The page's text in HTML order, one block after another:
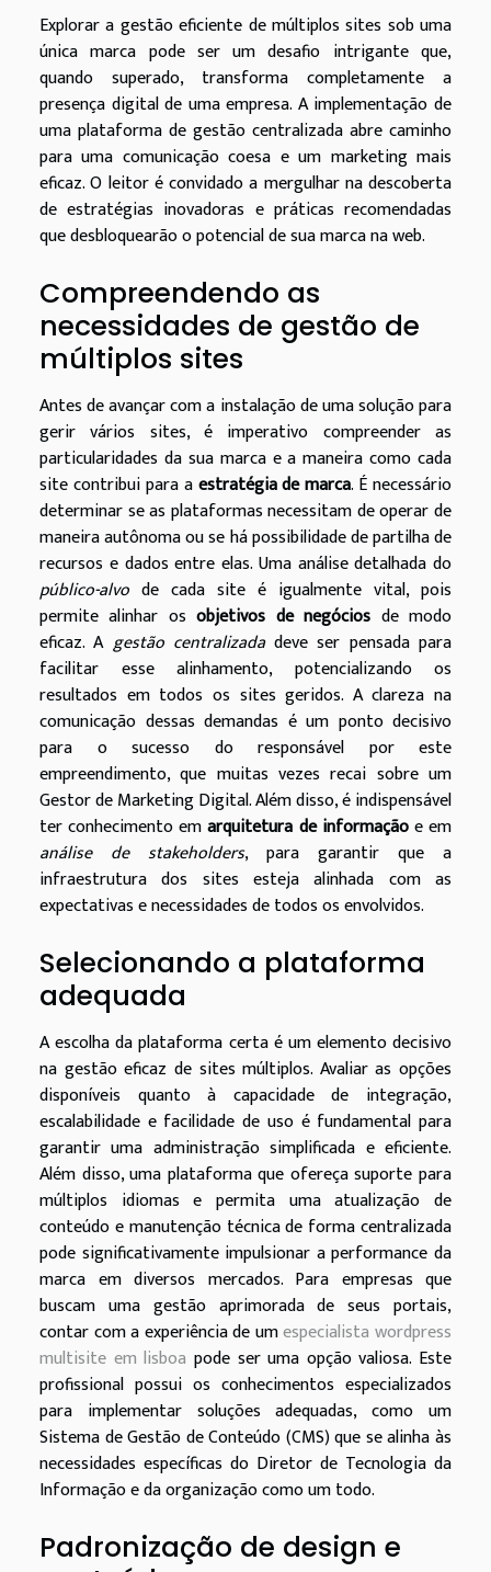
Explorar a gestão eficiente de múltiplos sites sob uma
única marca pode ser um desafio intrigante que,
quando superado, transforma completamente a
presença digital de uma empresa. A implementação de
uma plataforma de gestão centralizada abre caminho
para uma comunicação coesa e um marketing mais
eficaz. O leitor é convidado a mergulhar na descoberta
de estratégias inovadoras e práticas recomendadas
que desbloquearão o potencial de sua marca na web.
Compreendendo as
necessidades de gestão de
múltiplos sites
Antes de avançar com a instalação de uma solução para
gerir vários sites, é imperativo compreender as
particularidades da sua marca e a maneira como cada
site contribui para aestratégia de marca. É necessário
determinar se as plataformas necessitam de operar de
maneira autônoma ou se há possibilidade de partilha de
recursos e dados entre elas. Uma análise detalhada do
público-alvo de cada site é igualmente vital, pois
permite alinhar osobjetivos de negócios de modo
eficaz. A gestão centralizadadeve ser pensada para
facilitar esse alinhamento, potencializando os
resultados em todos os sites geridos. A clareza na
comunicação dessas demandas é um ponto decisivo
para o sucesso do responsável por este
empreendimento, que muitas vezes recai sobre um
Gestor de Marketing Digital. Além disso, é indispensável
ter conhecimento emarquitetura de informaçãoe em
análise de stakeholders, para garantir que a
infraestrutura dos sites esteja alinhada com as
expectativas e necessidades de todos os envolvidos.
Selecionando a plataforma
adequada
A escolha da plataforma certa é um elemento decisivo
na gestão eficaz de sites múltiplos. Avaliar as opções
disponíveis quanto à capacidade de integração,
escalabilidade e facilidade de uso é fundamental para
garantir uma administração simplificada e eficiente.
Além disso, uma plataforma que ofereça suporte para
múltiplos idiomas e permita uma atualização de
conteúdo e manutenção técnica de forma centralizada
pode significativamente impulsionar a performance da
marca em diversos mercados. Para empresas que
buscam uma gestão aprimorada de seus portais,
contar com a experiência de umespecialista wordpress
multisite em lisboa pode ser uma opção valiosa. Este
profissional possui os conhecimentos especializados
para implementar soluções adequadas, como um
Sistema de Gestão de Conteúdo (CMS) que se alinha às
necessidades específicas do Diretor de Tecnologia da
Informação e da organização como um todo.
Padronização de design e